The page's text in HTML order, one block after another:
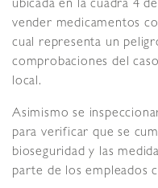
ubicada en la cuadra 4
vender medicamentos
cual representa un
comprobaciones del
local.
Asimismo se
para verificar que se
bioseguridad y las
parte de los empleados